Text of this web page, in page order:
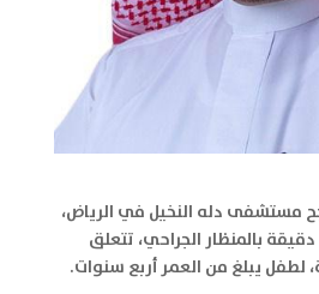
مستشفى دله النخيل في الرياض،
بالمنظار الجراحي، تتعلق
لطفل يبلغ من العمر أربع سنوات.